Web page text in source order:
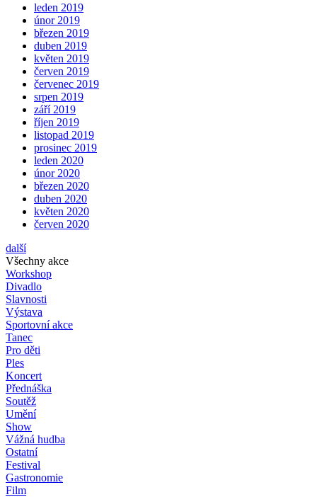
leden 2019
únor 2019
březen 2019
duben 2019
květen 2019
červen 2019
červenec 2019
srpen 2019
září 2019
říjen 2019
listopad 2019
prosinec 2019
leden 2020
únor 2020
březen 2020
duben 2020
květen 2020
červen 2020
další
Všechny akce
Workshop
Divadlo
Slavnosti
Výstava
Sportovní akce
Tanec
Pro děti
Ples
Koncert
Přednáška
Soutěž
Umění
Show
Vážná hudba
Ostatní
Festival
Gastronomie
Film